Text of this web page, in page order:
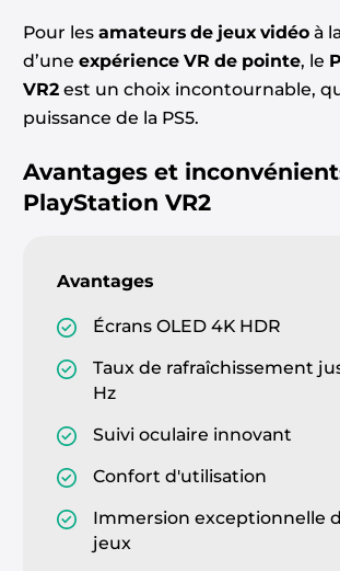
Pour les amateurs de jeux vidéoà
d’une expérience VR de pointe, le
VR2est un choix incontournable,
puissance de la PS5.
Avantages et
PlayStation VR2
Avantages
Écrans OLED 4K HDR
Taux de rafraîchissement
Hz
Suivi oculaire innovant
Confort d'utilisation
Immersion exceptionnelle
jeux